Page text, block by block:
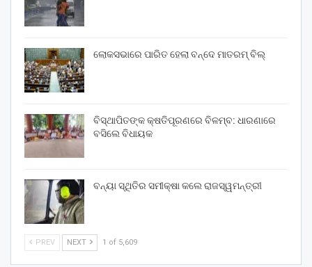
ଲୋକସଭାରେ ପାରିତ ହେଲା ବନ୍ଦେ ମାତରମ୍‌ ବିଲ୍‌
ବିସ୍ଥାପିତଙ୍କ କ୍ଷତିପୂରଣରେ ବିଳମ୍ବ: ଧାରଣାରେ
ବସିଲେ ବିଧାୟକ
ବନ୍ୟା ସ୍ଥିତିର ସମୀକ୍ଷା କଲେ ରାଜସ୍ୱମନ୍ତ୍ରୀ
PREV NEXT 1 of 5,609